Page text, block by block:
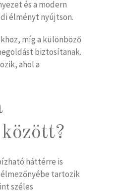
és a modern
élményt nyújtson.
míg a különböző
biztosítanak.
ahol a
háttérre is
élmezőnyébe tartozik
széles